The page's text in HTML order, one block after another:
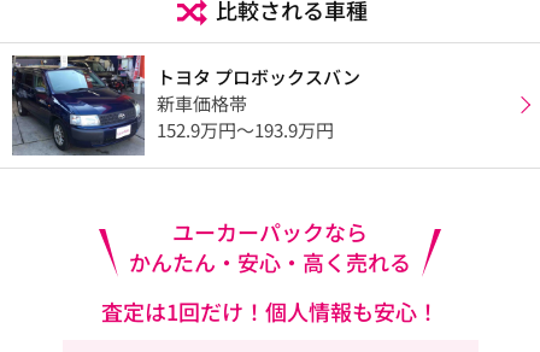
比較される車種
トヨタ プロボックスバン
新車価格帯
152.9万円〜193.9万円
ユーカーパックなら
かんたん・安心・高く売れる
査定は1回だけ！個人情報も安心！